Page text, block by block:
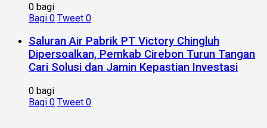
0 bagi
Bagi 0 Tweet 0
Saluran Air Pabrik PT Victory Chingluh
Dipersoalkan, Pemkab Cirebon Turun Tangan
Cari Solusi dan Jamin Kepastian Investasi
0 bagi
Bagi 0 Tweet 0